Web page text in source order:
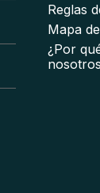
Reglas
Mapa
¿Por